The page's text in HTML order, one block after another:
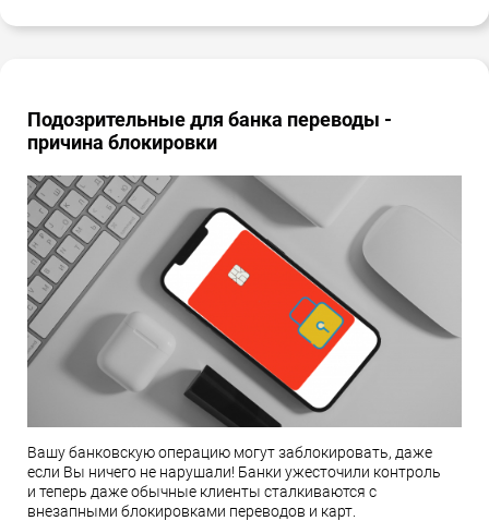
Подозрительные для банка переводы -
причина блокировки
Вашу банковскую операцию могут заблокировать, даже
если Вы ничего не нарушали! Банки ужесточили контроль
и теперь даже обычные клиенты сталкиваются с
внезапными блокировками переводов и карт.